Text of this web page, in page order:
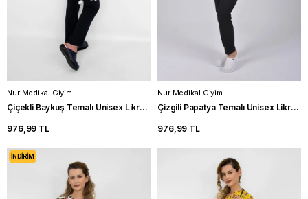
Nur Medikal Giyim
Çiçekli Baykuş Temalı Unisex Likralı Veteriner Cerrahi Takım Scrubs
976,99 TL
Nur Medikal Giyim
Çizgili Papatya Temalı Unisex Likralı Hastane Üniforması Hekim Scrubs
976,99 TL
İNDIRIM